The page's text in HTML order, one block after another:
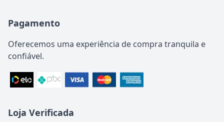
Pagamento
Oferecemos uma experiência de compra tranquila e
confiável.
Loja Verificada